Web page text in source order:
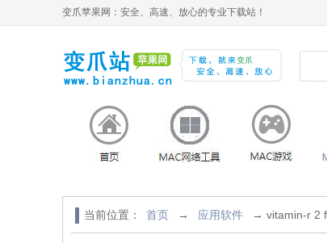
变爪苹果网：安全、高速、放心的专业下载站！
当前位置： 首页 → 应用软件 → vitamin-r 2